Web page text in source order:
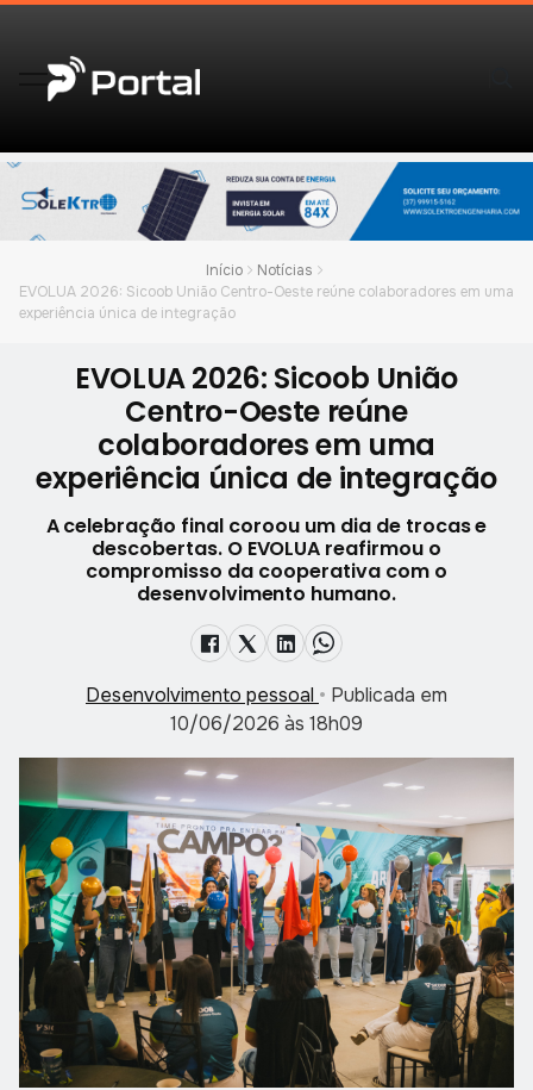
Início
Notícias
EVOLUA 2026: Sicoob União Centro-Oeste reúne colaboradores em uma
experiência única de integração
EVOLUA 2026: Sicoob União
Centro-Oeste reúne
colaboradores em uma
experiência única de integração
A celebração final coroou um dia de trocas e
descobertas. O EVOLUA reafirmou o
compromisso da cooperativa com o
desenvolvimento humano.
Desenvolvimento pessoal • Publicada em
10/06/2026 às 18h09